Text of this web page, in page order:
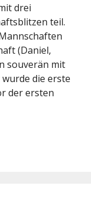
drei
teil.
(Daniel,
souverän mit
die erste
der ersten